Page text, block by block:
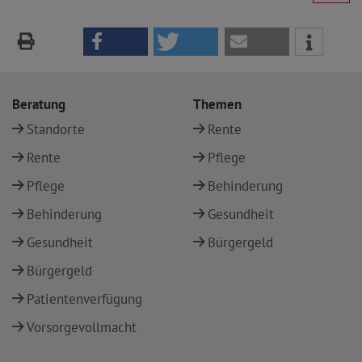
Beratung
Standorte
Rente
Pflege
Behinderung
Gesundheit
Bürgergeld
Patientenverfügung
Vorsorgevollmacht
Themen
Rente
Pflege
Behinderung
Gesundheit
Bürgergeld